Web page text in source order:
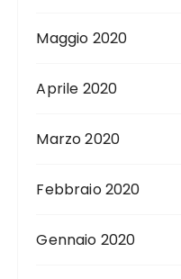
Maggio 2020
Aprile 2020
Marzo 2020
Febbraio 2020
Gennaio 2020